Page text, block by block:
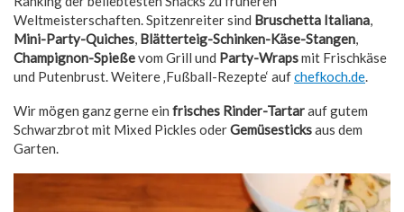
Weltmeisterschaften. Spitzenreiter sind Bruschetta Italiana,
Mini-Party-Quiches, Blätterteig-Schinken-Käse-Stangen,
Champignon-Spießevom Grill und Party-Wrapsmit Frischkäse
und Putenbrust. Weitere ‚Fußball-Rezepte‘ aufchefkoch.de.
Wir mögen ganz gerne ein frisches Rinder-Tartarauf gutem
Schwarzbrot mit Mixed Pickles oderGemüsesticksaus dem
Garten.